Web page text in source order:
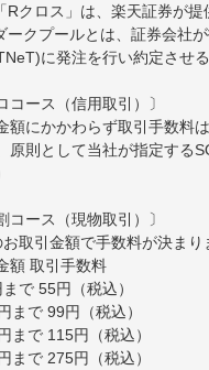
Rクロス」は、楽天証券が
クプールとは、証券会社
に発注を行い約定させ
コース（信用取引）〕
額にかかわらず取引手数料
原則として当社が指定する
コース（現物取引）〕
お取引金額で手数料が決まり
額 取引手数料
で 55円（税込）
まで 99円（税込）
まで 115円（税込）
まで 275円（税込）